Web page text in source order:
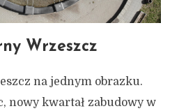
Wrzeszcz
na jednym obrazku.
nowy kwartał zabudowy w